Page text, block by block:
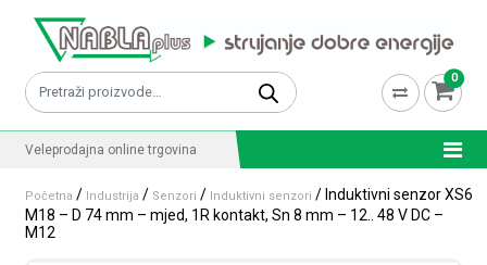
Pretraži: 0
Veleprodajna online trgovina
Početna / Industrija / Senzori / Induktivni senzori / Induktivni senzor XS6
M18 – D 74 mm – mjed, 1R kontakt, Sn 8 mm – 12.. 48 V DC –
M12